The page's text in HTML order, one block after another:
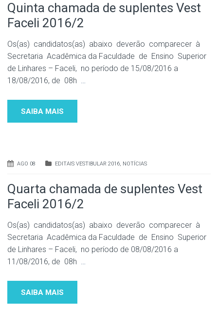
Quinta chamada de suplentes Vest
Faceli 2016/2
Os(as) candidatos(as) abaixo deverão comparecer à
Secretaria Acadêmica da Faculdade de Ensino Superior
de Linhares – Faceli, no período de 15/08/2016 a
18/08/2016, de 08h …
SAIBA MAIS
AGO 08 EDITAIS VESTIBULAR 2016, NOTÍCIAS
Quarta chamada de suplentes Vest
Faceli 2016/2
Os(as) candidatos(as) abaixo deverão comparecer à
Secretaria Acadêmica da Faculdade de Ensino Superior
de Linhares – Faceli, no período de 08/08/2016 a
11/08/2016, de 08h …
SAIBA MAIS